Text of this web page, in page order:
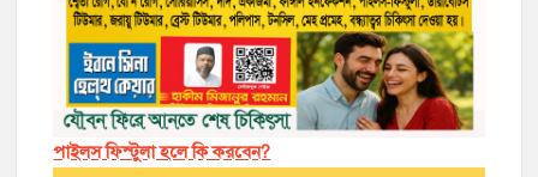
পাইলস ফিস্টুলা হলে কি করবেন?